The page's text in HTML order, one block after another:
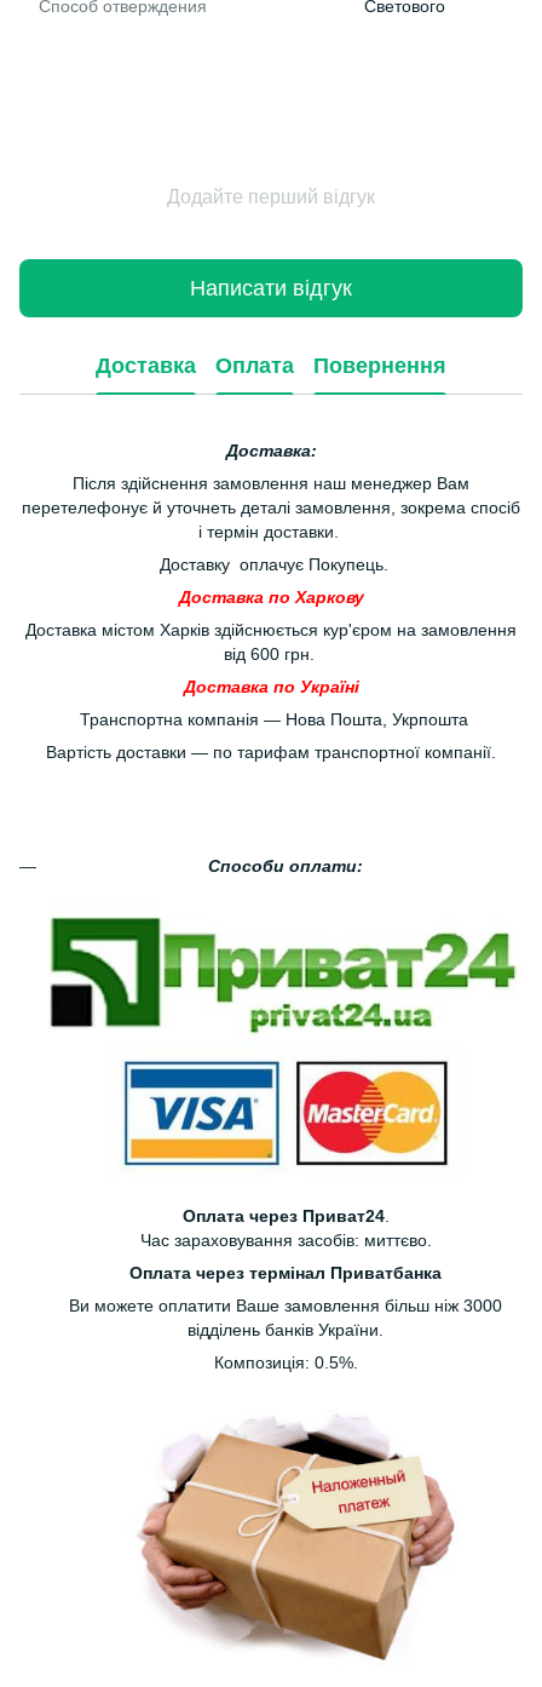
Способ отверждения Светового
Додайте перший відгук
Написати відгук
Доставка Оплата Повернення
Доставка:
Після здійснення замовлення наш менеджер Вам
перетелефонує й уточнеть деталі замовлення, зокрема спосіб
і термін доставки.
Доставку оплачує Покупець.
Доставка по Харкову
Доставка містом Харків здійснюється кур'єром на замовлення
від 600 грн.
Доставка по Україні
Транспортна компанія — Нова Пошта, Укрпошта
Вартість доставки — по тарифам транспортної компанії.
Способи оплати:
Оплата через Приват24.
Час зараховування засобів: миттєво.
Оплата через термінал Приватбанка
Ви можете оплатити Ваше замовлення більш ніж 3000
відділень банків України.
Композиція: 0.5%.